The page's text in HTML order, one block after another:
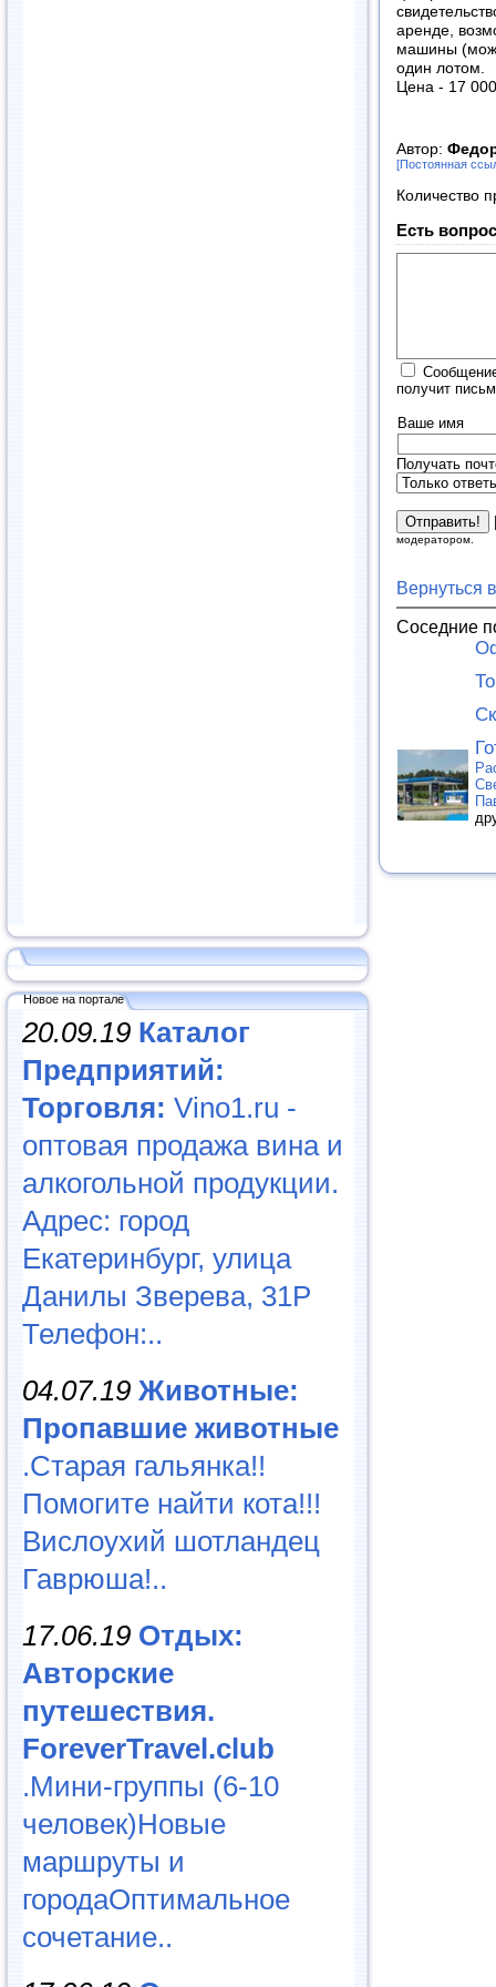
Новое на портале
20.09.19 Каталог
Предприятий:
Торговля: Vino1.ru -
оптовая продажа вина и
алкогольной продукции.
Адрес: город
Екатеринбург, улица
Данилы Зверева, 31Р
Телефон:..
04.07.19 Животные:
Пропавшие животные
.Старая гальянка!!
Помогите найти кота!!!
Вислоухий шотландец
Гаврюша!..
17.06.19 Отдых:
Авторские
путешествия.
ForeverTravel.club
.Мини-группы (6-10
человек)Новые
маршруты и
городаОптимальное
сочетание..
аренде,
машины
один лотом.
Цена - 17
Автор:
[Постоянная
Количество
Есть
получит
Ваше имя
Получать
модератором.
Вернуться
Соседние